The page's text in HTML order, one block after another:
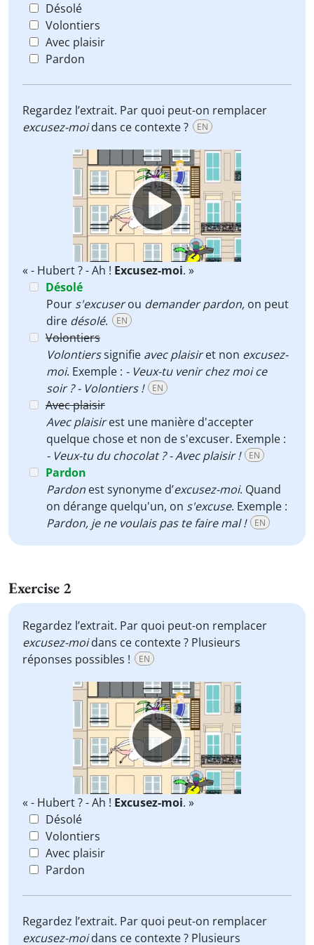
Désolé
Volontiers
Avec plaisir
Pardon
Regardez l’extrait. Par quoi peut-on remplacer
excusez-moidans ce contexte ? EN
Video
Player
« - Hubert ? - Ah ! Excusez-moi. »
Désolé
Pour s'excuserou demander pardon, on peut
dire désolé. EN
Volontiers
Volontierssignifie avec plaisiret non excusez-
moi. Exemple : - Veux-tu venir chez moi ce
soir ? - Volontiers !
EN
Avec plaisir
Avec plaisirest une manière d'accepter
quelque chose et non de s'excuser. Exemple :
- Veux-tu du chocolat ? - Avec plaisir !
EN
Pardon
Pardon est synonyme d’excusez-moi. Quand
on dérange quelqu'un, on s'excuse. Exemple :
Pardon, je ne voulais pas te faire mal !
EN
Exercise 2
Regardez l’extrait. Par quoi peut-on remplacer
excusez-moidans ce contexte ? Plusieurs
réponses possibles !
EN
Video
Player
« - Hubert ? - Ah ! Excusez-moi. »
Désolé
Volontiers
Avec plaisir
Pardon
Regardez l’extrait. Par quoi peut-on remplacer
excusez-moidans ce contexte ? Plusieurs